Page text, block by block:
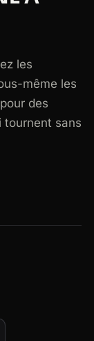
les
même les
des
tournent sans